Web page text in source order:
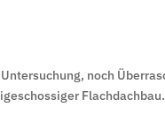
noch